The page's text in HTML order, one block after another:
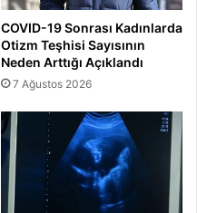
COVID-19 Sonrası Kadınlarda
Otizm Teşhisi Sayısının
Neden Arttığı Açıklandı
7 Ağustos 2026